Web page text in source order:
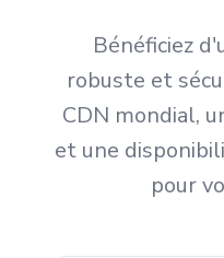
Bénéficiez
robuste et
CDN mondial,
et une
pour